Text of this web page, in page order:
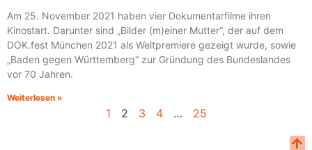
Am 25. November 2021 haben vier Dokumentarfilme ihren
Kinostart. Darunter sind „Bilder (m)einer Mutter“, der auf dem
DOK.fest München 2021 als Weltpremiere gezeigt wurde, sowie
„Baden gegen Württemberg“ zur Gründung des Bundeslandes
vor 70 Jahren.
Weiterlesen »
1 2 3 4 … 25